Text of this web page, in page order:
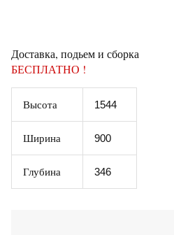
Доставка, подьем и сборка
БЕСПЛАТНО !
Высота 1544
Ширина 900
Глубина 346